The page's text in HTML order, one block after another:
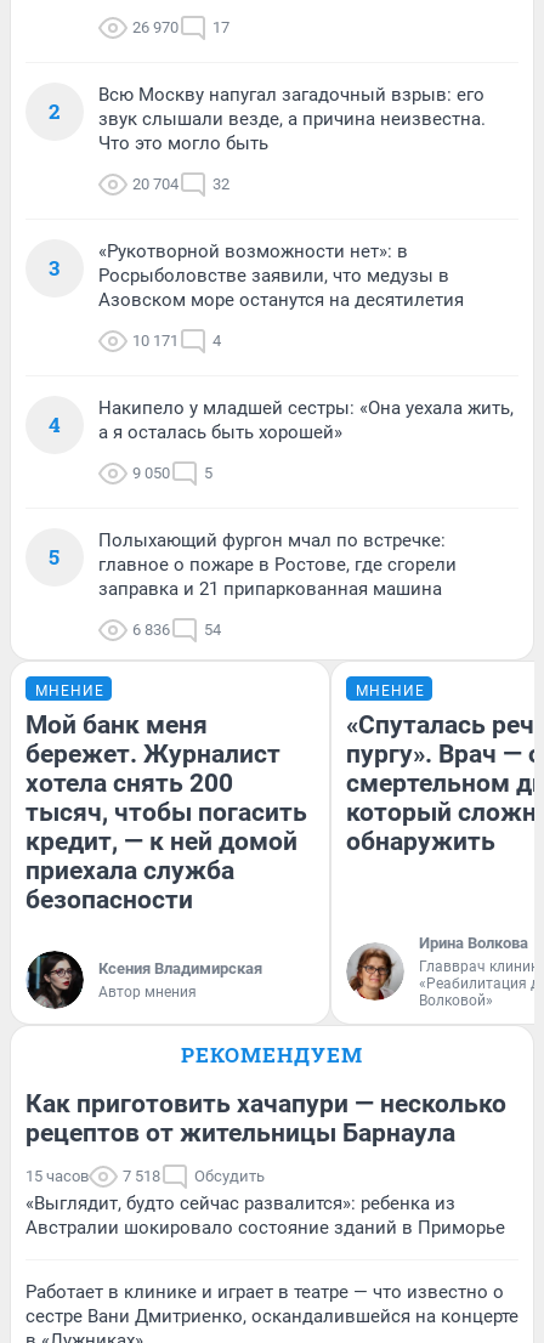
26 970 17
2
Всю Москву напугал загадочный взрыв: его
звук слышали везде, а причина неизвестна.
Что это могло быть
20 704 32
3
«Рукотворной возможности нет»: в
Росрыболовстве заявили, что медузы в
Азовском море останутся на десятилетия
10 171 4
4
Накипело у младшей сестры: «Она уехала жить,
а я осталась быть хорошей»
9 050 5
5
Полыхающий фургон мчал по встречке:
главное о пожаре в Ростове, где сгорели
заправка и 21 припаркованная машина
6 836 54
МНЕНИЕ
Мой банк меня
бережет. Журналист
хотела снять 200
тысяч, чтобы погасить
кредит, — к ней домой
приехала служба
безопасности
Ксения Владимирская
Автор мнения
МНЕНИЕ
«Спуталась
пургу». Врач — о
смертельном
который
обнаружить
Ирина Волкова
Главврач
«Реабилитация
Волковой»
РЕКОМЕНДУЕМ
Как приготовить хачапури — несколько
рецептов от жительницы Барнаула
15 часов 7 518 Обсудить
«Выглядит, будто сейчас развалится»: ребенка из
Австралии шокировало состояние зданий в Приморье
Работает в клинике и играет в театре — что известно о
сестре Вани Дмитриенко, оскандалившейся на концерте